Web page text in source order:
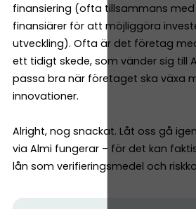
finansiering (ofta tillsammans med
finansiärer för att möjliggöra
utveckling). Ofta är det företag
ett tidigt skede, som vänder sig till
passa bra när företaget ska växa
innovationer.
Alright, nog snackat. Låt oss gå
via Almi fungerar – för det kan
lån som verifieringsmedel och